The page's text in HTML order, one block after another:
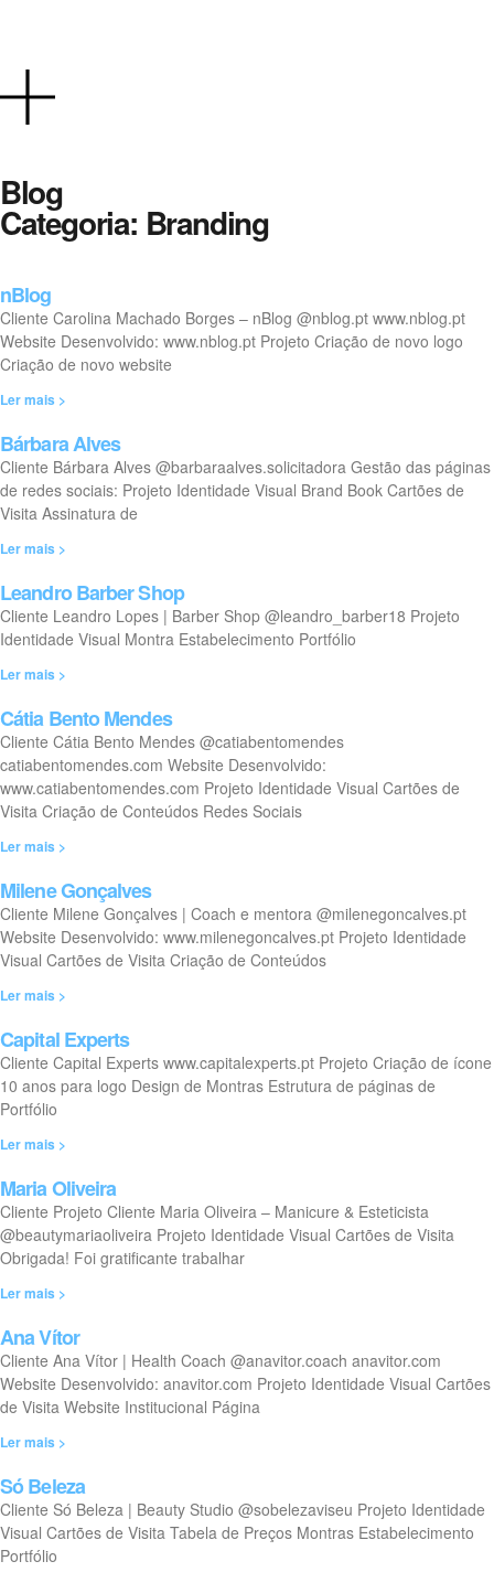
Blog
Categoria: Branding
nBlog
Cliente Carolina Machado Borges – nBlog @nblog.pt www.nblog.pt
Website Desenvolvido: www.nblog.pt Projeto Criação de novo logo
Criação de novo website
Ler mais >
Bárbara Alves
Cliente Bárbara Alves @barbaraalves.solicitadora Gestão das páginas
de redes sociais: Projeto Identidade Visual Brand Book Cartões de
Visita Assinatura de
Ler mais >
Leandro Barber Shop
Cliente Leandro Lopes | Barber Shop @leandro_barber18 Projeto
Identidade Visual Montra Estabelecimento Portfólio
Ler mais >
Cátia Bento Mendes
Cliente Cátia Bento Mendes @catiabentomendes
catiabentomendes.com Website Desenvolvido:
www.catiabentomendes.com Projeto Identidade Visual Cartões de
Visita Criação de Conteúdos Redes Sociais
Ler mais >
Milene Gonçalves
Cliente Milene Gonçalves | Coach e mentora @milenegoncalves.pt
Website Desenvolvido: www.milenegoncalves.pt Projeto Identidade
Visual Cartões de Visita Criação de Conteúdos
Ler mais >
Capital Experts
Cliente Capital Experts www.capitalexperts.pt Projeto Criação de ícone
10 anos para logo Design de Montras Estrutura de páginas de
Portfólio
Ler mais >
Maria Oliveira
Cliente Projeto Cliente Maria Oliveira – Manicure & Esteticista
@beautymariaoliveira Projeto Identidade Visual Cartões de Visita
Obrigada! Foi gratificante trabalhar
Ler mais >
Ana Vítor
Cliente Ana Vítor | Health Coach @anavitor.coach anavitor.com
Website Desenvolvido: anavitor.com Projeto Identidade Visual Cartões
de Visita Website Institucional Página
Ler mais >
Só Beleza
Cliente Só Beleza | Beauty Studio @sobelezaviseu Projeto Identidade
Visual Cartões de Visita Tabela de Preços Montras Estabelecimento
Portfólio